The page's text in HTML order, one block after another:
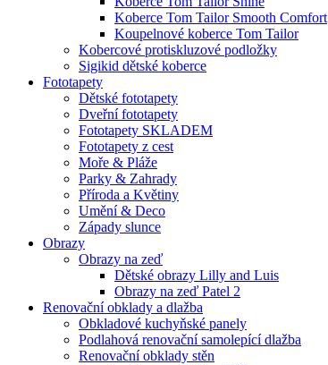
Koberce Tom Tailor Smooth Comfort
Koupelnové koberce Tom Tailor
Kobercové protiskluzové podložky
Sigikid dětské koberce
Fototapety
Dětské fototapety
Dveřní fototapety
Fototapety SKLADEM
Fototapety z cest
Moře & Pláže
Parky & Zahrady
Příroda a Květiny
Umění & Deco
Západy slunce
Obrazy
Obrazy na zeď
Dětské obrazy Lilly and Luis
Obrazy na zeď Patel 2
Renovační obklady a dlažba
Obkladové kuchyňské panely
Podlahová renovační samolepící dlažba
Renovační obklady stěn